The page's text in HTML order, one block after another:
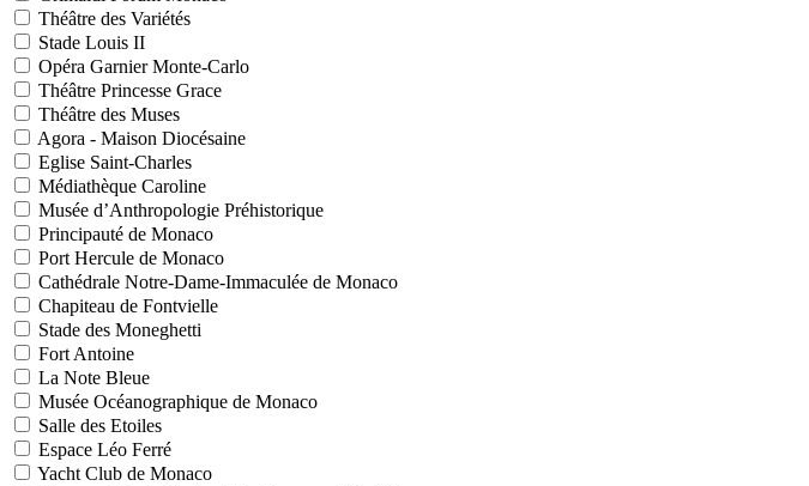
Théâtre des Variétés
Stade Louis II
Opéra Garnier Monte-Carlo
Théâtre Princesse Grace
Théâtre des Muses
Agora - Maison Diocésaine
Eglise Saint-Charles
Médiathèque Caroline
Musée d’Anthropologie Préhistorique
Principauté de Monaco
Port Hercule de Monaco
Cathédrale Notre-Dame-Immaculée de Monaco
Chapiteau de Fontvielle
Stade des Moneghetti
Fort Antoine
La Note Bleue
Musée Océanographique de Monaco
Salle des Etoiles
Espace Léo Ferré
Yacht Club de Monaco